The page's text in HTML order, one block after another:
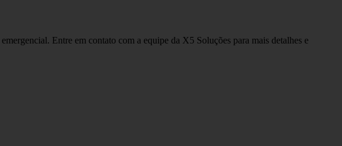
Entre em contato com a equipe da X5 Soluções para mais detalhes e